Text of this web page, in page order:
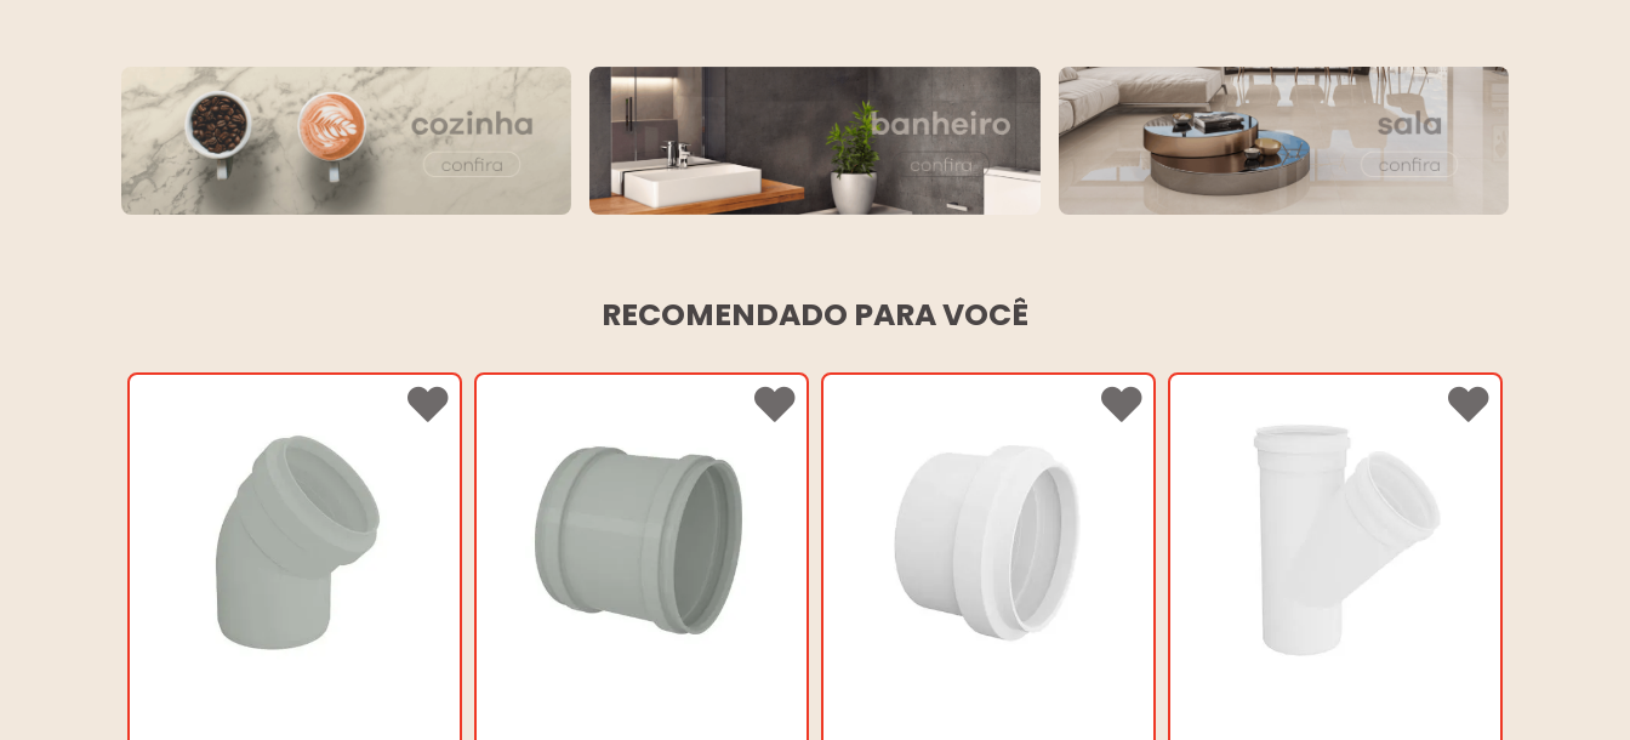
RECOMENDADO PARA VOCÊ